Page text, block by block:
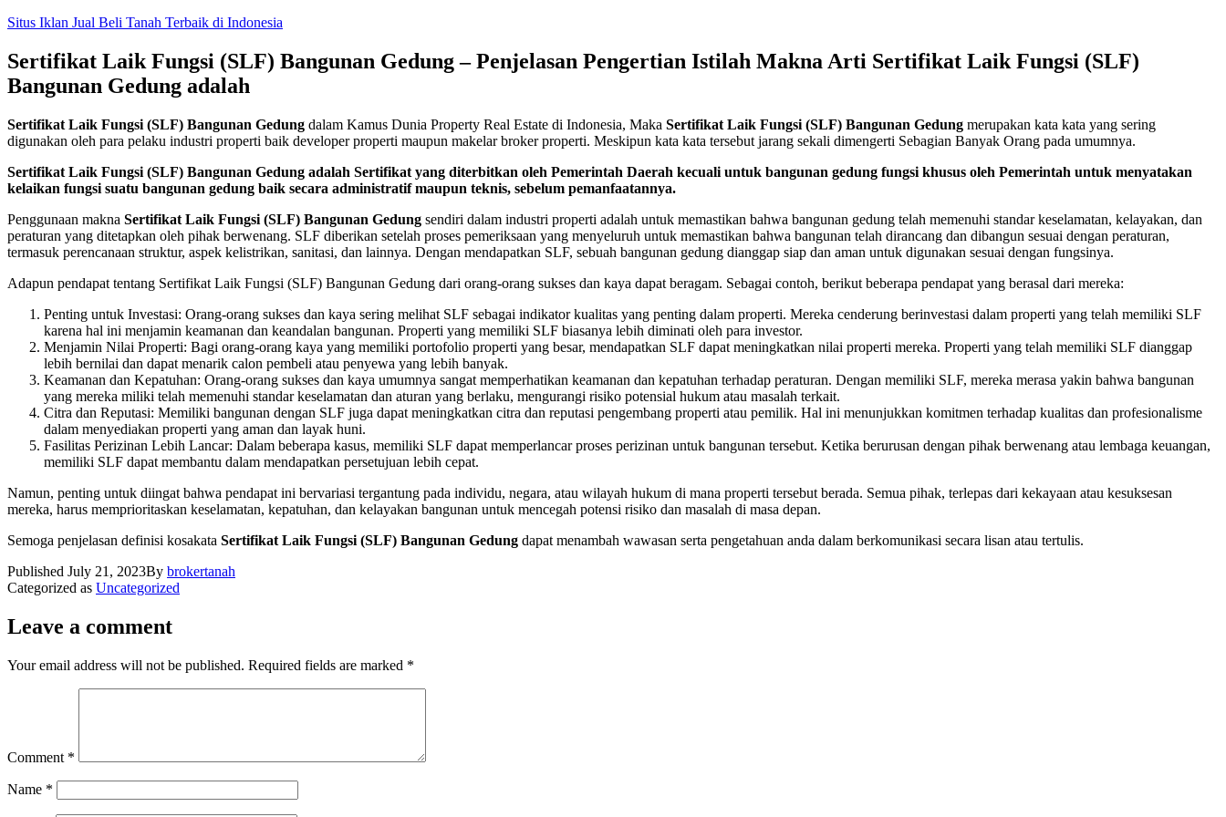
Skip
content
Situs Iklan Jual Beli Tanah Terbaik di Indonesia
Sertifikat Laik Fungsi (SLF) Bangunan Gedung – Penjelasan Pengertian Istilah Makna Arti Sertifikat Laik Fungsi (SLF)
Bangunan Gedung adalah
Sertifikat Laik Fungsi (SLF) Bangunan Gedung dalam Kamus Dunia Property Real Estate di Indonesia, Maka Sertifikat Laik Fungsi (SLF) Bangunan Gedung merupakan kata kata yang sering
digunakan oleh para pelaku industri properti baik developer properti maupun makelar broker properti. Meskipun kata kata tersebut jarang sekali dimengerti Sebagian Banyak Orang pada umumnya.
Sertifikat Laik Fungsi (SLF) Bangunan Gedung adalah Sertifikat yang diterbitkan oleh Pemerintah Daerah kecuali untuk bangunan gedung fungsi khusus oleh Pemerintah untuk menyatakan
kelaikan fungsi suatu bangunan gedung baik secara administratif maupun teknis, sebelum pemanfaatannya.
Penggunaan makna Sertifikat Laik Fungsi (SLF) Bangunan Gedung sendiri dalam industri properti adalah untuk memastikan bahwa bangunan gedung telah memenuhi standar keselamatan, kelayakan, dan
peraturan yang ditetapkan oleh pihak berwenang. SLF diberikan setelah proses pemeriksaan yang menyeluruh untuk memastikan bahwa bangunan telah dirancang dan dibangun sesuai dengan peraturan,
termasuk perencanaan struktur, aspek kelistrikan, sanitasi, dan lainnya. Dengan mendapatkan SLF, sebuah bangunan gedung dianggap siap dan aman untuk digunakan sesuai dengan fungsinya.
Adapun pendapat tentang Sertifikat Laik Fungsi (SLF) Bangunan Gedung dari orang-orang sukses dan kaya dapat beragam. Sebagai contoh, berikut beberapa pendapat yang berasal dari mereka:
Penting untuk Investasi: Orang-orang sukses dan kaya sering melihat SLF sebagai indikator kualitas yang penting dalam properti. Mereka cenderung berinvestasi dalam properti yang telah memiliki SLF
karena hal ini menjamin keamanan dan keandalan bangunan. Properti yang memiliki SLF biasanya lebih diminati oleh para investor.
Menjamin Nilai Properti: Bagi orang-orang kaya yang memiliki portofolio properti yang besar, mendapatkan SLF dapat meningkatkan nilai properti mereka. Properti yang telah memiliki SLF dianggap
lebih bernilai dan dapat menarik calon pembeli atau penyewa yang lebih banyak.
Keamanan dan Kepatuhan: Orang-orang sukses dan kaya umumnya sangat memperhatikan keamanan dan kepatuhan terhadap peraturan. Dengan memiliki SLF, mereka merasa yakin bahwa bangunan
yang mereka miliki telah memenuhi standar keselamatan dan aturan yang berlaku, mengurangi risiko potensial hukum atau masalah terkait.
Citra dan Reputasi: Memiliki bangunan dengan SLF juga dapat meningkatkan citra dan reputasi pengembang properti atau pemilik. Hal ini menunjukkan komitmen terhadap kualitas dan profesionalisme
dalam menyediakan properti yang aman dan layak huni.
Fasilitas Perizinan Lebih Lancar: Dalam beberapa kasus, memiliki SLF dapat memperlancar proses perizinan untuk bangunan tersebut. Ketika berurusan dengan pihak berwenang atau lembaga keuangan,
memiliki SLF dapat membantu dalam mendapatkan persetujuan lebih cepat.
Namun, penting untuk diingat bahwa pendapat ini bervariasi tergantung pada individu, negara, atau wilayah hukum di mana properti tersebut berada. Semua pihak, terlepas dari kekayaan atau kesuksesan
mereka, harus memprioritaskan keselamatan, kepatuhan, dan kelayakan bangunan untuk mencegah potensi risiko dan masalah di masa depan.
Semoga penjelasan definisi kosakata Sertifikat Laik Fungsi (SLF) Bangunan Gedung dapat menambah wawasan serta pengetahuan anda dalam berkomunikasi secara lisan atau tertulis.
Published July 21, 2023By brokertanah
Categorized as Uncategorized
Leave a comment
Your email address will not be published. Required fields are marked *
Comment *
Name *